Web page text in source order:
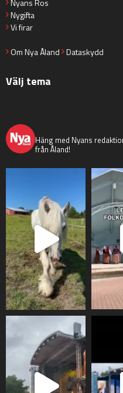
Nygifta
Vi firar
Om Nya Åland Dataskydd
Välj tema
Häng med Nyans
från Åland!